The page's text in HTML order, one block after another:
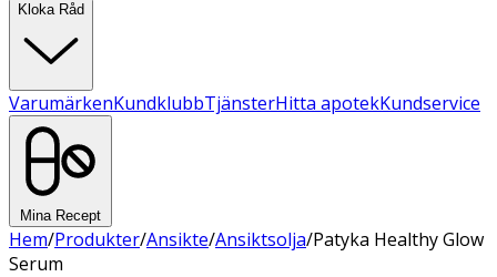
Kloka Råd
VarumärkenKundklubbTjänsterHitta apotekKundservice
Mina Recept
Hem/Produkter/Ansikte/Ansiktsolja/Patyka Healthy Glow
Serum